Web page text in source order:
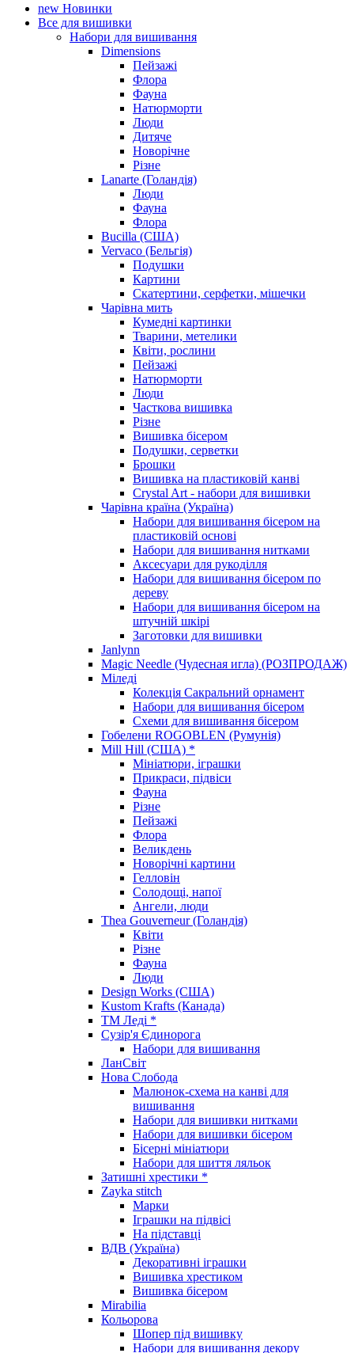
new Новинки
Все для вишивки
Набори для вишивання
Dimensions
Пейзажі
Флора
Фауна
Натюрморти
Люди
Дитяче
Новорічне
Різне
Lanarte (Голандія)
Люди
Фауна
Флора
Bucilla (США)
Vervaco (Бельгія)
Подушки
Картини
Скатертини, серфетки, мішечки
Чарiвна мить
Кумедні картинки
Тварини, метелики
Квіти, рослини
Пейзажі
Натюрморти
Люди
Часткова вишивка
Різне
Вишивка бісером
Подушки, серветки
Брошки
Вишивка на пластиковій канві
Crystal Art - набори для вишивки
Чарівна країна (Україна)
Набори для вишивання бісером на
пластиковій основі
Набори для вишивання нитками
Аксесуари для рукоділля
Набори для вишивання бісером по
дереву
Набори для вишивання бісером на
штучній шкірі
Заготовки для вишивки
Janlynn
Magic Needle (Чудесная игла) (РОЗПРОДАЖ)
Міледі
Колекція Сакральний орнамент
Набори для вишивання бісером
Схеми для вишивання бісером
Гобелени ROGOBLEN (Румунія)
Mill Hill (США) *
Мініатюри, іграшки
Прикраси, підвіси
Фауна
Різне
Пейзажі
Флора
Великдень
Новорічні картини
Гелловін
Солодощі, напої
Ангели, люди
Thea Gouverneur (Голандія)
Квіти
Різне
Фауна
Люди
Design Works (США)
Kustom Krafts (Канада)
ТМ Леді *
Сузір'я Єдинорога
Набори для вишивання
ЛанСвіт
Нова Слобода
Малюнок-схема на канві для
вишивання
Набори для вишивки нитками
Набори для вишивки бісером
Бісерні мініатюри
Набори для шиття ляльок
Затишні хрестики *
Zayka stitch
Марки
Іграшки на підвісі
На підставці
ВДВ (Україна)
Декоративні іграшки
Вишивка хрестиком
Вишивка бісером
Mirabilia
Кольорова
Шопер під вишивку
Набори для вишивання декору